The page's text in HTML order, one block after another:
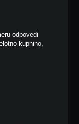
odpovedi
kupnino,